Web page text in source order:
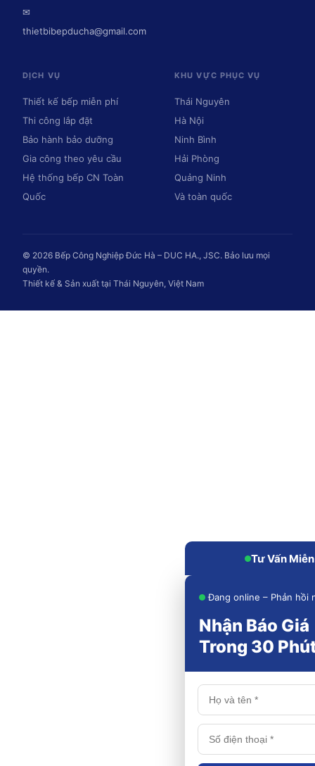
✉
thietbibepducha@gmail.com
DỊCH VỤ
Thiết kế bếp miễn phí
Thi công lắp đặt
Bảo hành bảo dưỡng
Gia công theo yêu cầu
Hệ thống bếp CN Toàn
Quốc
KHU VỰC PHỤC VỤ
Thái Nguyên
Hà Nội
Ninh Bình
Hải Phòng
Quảng Ninh
Và toàn quốc
© 2026 Bếp Công Nghiệp Đức Hà – DUC HA., JSC. Bảo lưu mọi
quyền.
Thiết kế & Sản xuất tại Thái Nguyên, Việt Nam
Tư Vấn
Đang online – Phản hồi
Nhận Báo Giá
Trong 30